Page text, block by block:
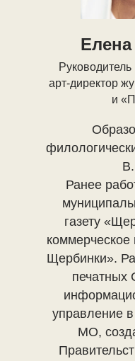
Руководитель
арт-директор
и
Ранее
газету
Щербинки».
печатных
управление
МО,